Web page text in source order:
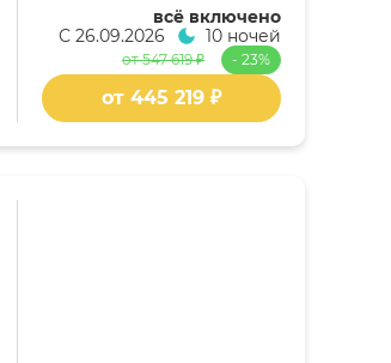
всё включено
С 26.09.2026 10 ночей
от 547 619 ₽ - 23%
от 445 219 ₽